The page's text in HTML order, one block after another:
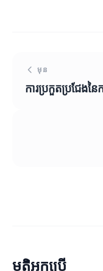
មុន
ការប្រកួតប្រជែងន
មតិអ្នកប្រើ